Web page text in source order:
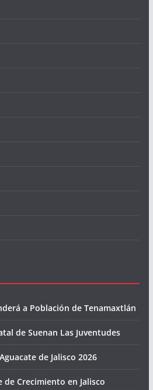
a Población de Tenamaxtlán
de Suenan Las Juventudes
de Jalisco 2026
de Crecimiento en Jalisco